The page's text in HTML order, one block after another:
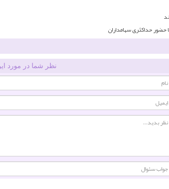
حداکثری سهامداران
نظر شما در مورد